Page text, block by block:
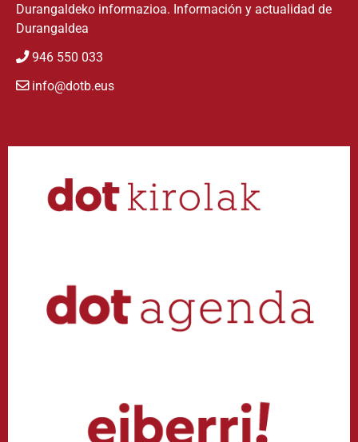
Durangaldeko informazioa. Información y actualidad de
Durangaldea
946 550 033
info@dotb.eus